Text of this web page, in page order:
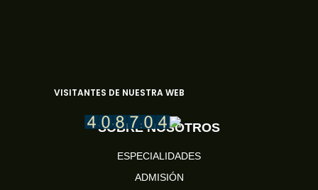
VISITANTES DE NUESTRA WEB
SOBRE NOSOTROS
ESPECIALIDADES
ADMISIÓN